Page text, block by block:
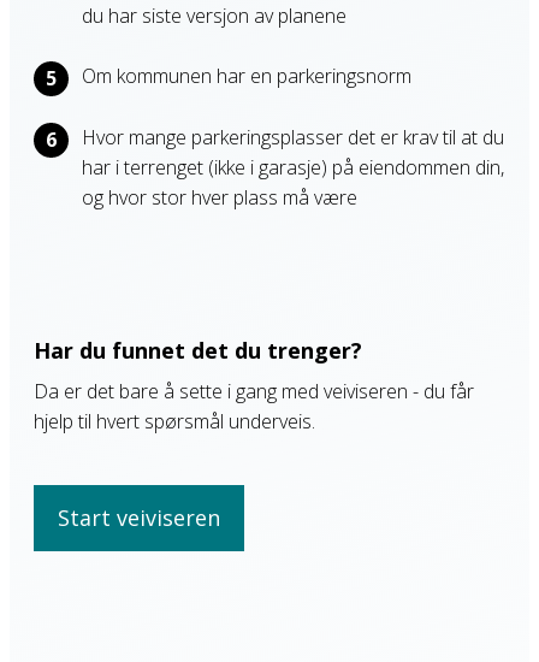
du har siste versjon av planene
Om kommunen har en parkeringsnorm
Hvor mange parkeringsplasser det er krav til at du
har i terrenget (ikke i garasje) på eiendommen din,
og hvor stor hver plass må være
Har du funnet det du trenger?
Da er det bare å sette i gang med veiviseren - du får
hjelp til hvert spørsmål underveis.
Start veiviseren